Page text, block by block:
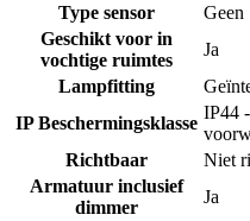
Type sensor
Geen
Geschikt voor in
vochtige ruimtes
Ja
Lampfitting
IP Beschermingsklasse
IP44
Richtbaar
Niet
Armatuur inclusief
dimmer
Ja